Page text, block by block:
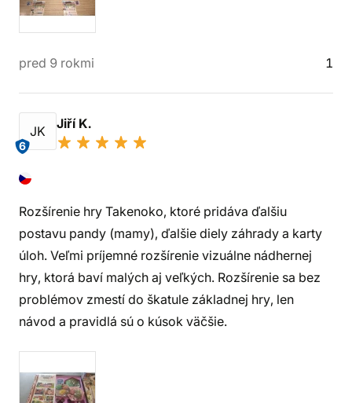
pred 9 rokmi 1
JK
6
Jiří K.
Rozšírenie hry Takenoko, ktoré pridáva ďalšiu
postavu pandy (mamy), ďalšie diely záhrady a karty
úloh. Veľmi príjemné rozšírenie vizuálne nádhernej
hry, ktorá baví malých aj veľkých. Rozšírenie sa bez
problémov zmestí do škatule základnej hry, len
návod a pravidlá sú o kúsok väčšie.